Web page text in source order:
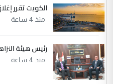
الكويت تقرر
منذ 4 ساعة
رئيس هيئة
منذ 4 ساعة